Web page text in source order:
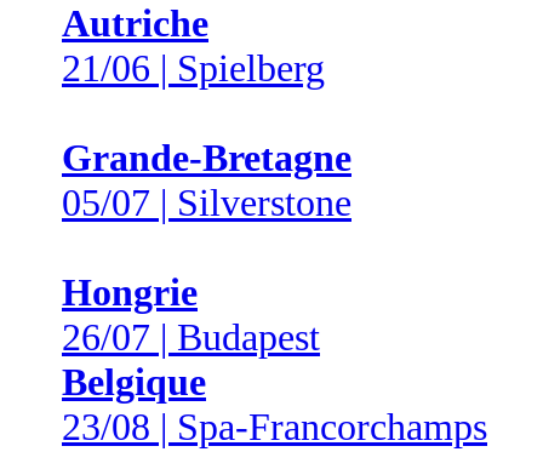
Autriche
21/06 | Spielberg
Grande-Bretagne
05/07 | Silverstone
Hongrie
26/07 | Budapest
Belgique
23/08 | Spa-Francorchamps